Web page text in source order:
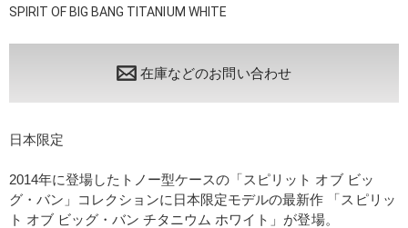
SPIRIT OF BIG BANG TITANIUM WHITE
在庫などのお問い合わせ
日本限定
2014年に登場したトノー型ケースの「スピリット オブ ビッ
グ・バン」コレクションに日本限定モデルの最新作 「スピリッ
ト オブ ビッグ・バン チタニウム ホワイト」が登場。